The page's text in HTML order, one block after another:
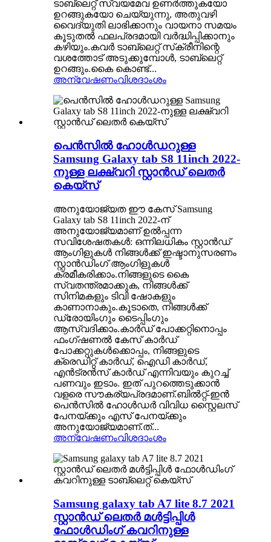
ടാബ്‌ലെറ്റ് സ്വയമേവ ഉണർത്തുകയോ
ഉറങ്ങുകയോ ചെയ്യുന്നു, അതുവഴി
വൈദ്യുതി ലാഭിക്കാനും വായനാ സമയം
കൂടുതൽ ഫലപ്രദമായി വർദ്ധിപ്പിക്കാനും
കഴിയും.കവർ ടാബ്‌ലെറ്റ് സ്‌ക്രീനിന്റെ
വശത്തോട് അടുക്കുമ്പോൾ, ടാബ്‌ലെറ്റ്
ഉറങ്ങും.കൈ കൊണ്ട്...
അന്വേഷണംവിശദാംശം
പെൻസിൽ ഹോൾഡറുള്ള
Samsung Galaxy tab S8 11inch 2022-
നുള്ള ലക്ഷ്വറി സ്റ്റാൻഡ് ലെതർ
കെയ്‌സ്
അനുയോജ്യത ഈ കേസ് Samsung
Galaxy tab S8 11inch 2022-ന്
അനുയോജ്യമാണ് ഉൽപ്പന്ന
സവിശേഷതകൾ: ഒന്നിലധികം സ്റ്റാൻഡ്
ആംഗിളുകൾ നിങ്ങൾക്ക് ഇഷ്ടാനുസരണം
സ്റ്റാൻഡിംഗ് ആംഗിളുകൾ
ക്രമീകരിക്കാം.നിങ്ങളുടെ കൈ
സ്വതന്ത്രമാക്കുക, നിങ്ങൾക്ക്
സിനിമകളും ടിവി ഷോകളും
കാണാനാകും.കൂടാതെ, നിങ്ങൾക്ക്
ഡ്രോയിംഗും ടൈപ്പിംഗും
ആസ്വദിക്കാം.കാർഡ് പോക്കറ്റിനൊപ്പം
ഫംഗ്‌ഷണൽ കേസ് കാർഡ്
പോക്കറ്റുകൾക്കൊപ്പം, നിങ്ങളുടെ
ക്രെഡിറ്റ് കാർഡ്, ഐഡി കാർഡ്,
എൻട്രൻസ് കാർഡ് എന്നിവയും കുറച്ച്
പണവും ഇടാം. ഇത് പുറത്തെടുക്കാൻ
വളരെ സൗകര്യപ്രദമാണ്.ബിൽറ്റ്-ഇൻ
പെൻസിൽ ഹോൾഡർ വിവിധ സ്റ്റൈലസ്
പേനയ്ക്കും എസ് പേനയ്ക്കും
അനുയോജ്യമാണ്.ത്...
അന്വേഷണംവിശദാംശം
Samsung galaxy tab A7 lite 8.7 2021
സ്റ്റാൻഡ് ലെതർ മൾട്ടിപ്പിൾ
ഫോൾഡിംഗ് കവറിനുള്ള